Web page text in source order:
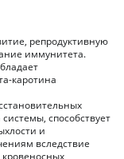
репродуктивную
иммунитета.
каротина
способствует
и
вследствие